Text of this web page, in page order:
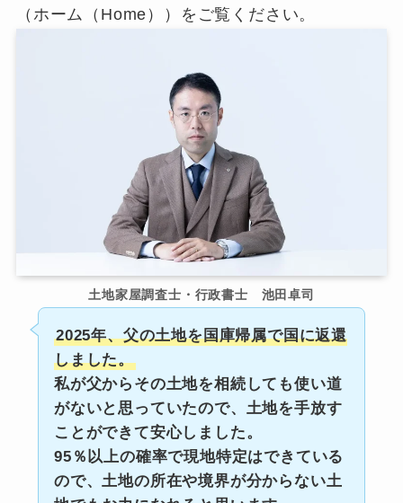
（ホーム（Home））をご覧ください。
土地家屋調査士・行政書士 池田卓司
2025年、父の土地を国庫帰属で国に返還
しました。
私が父からその土地を相続しても使い道
がないと思っていたので、土地を手放す
ことができて安心しました。
95％以上の確率で現地特定はできている
ので、土地の所在や境界が分からない土